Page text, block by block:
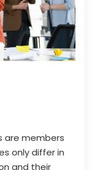
are members
only differ in
and their